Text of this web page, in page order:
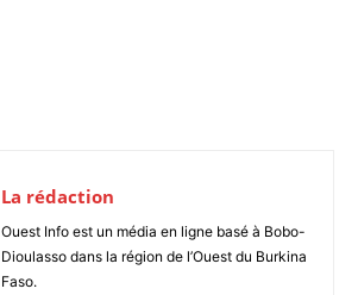
La rédaction
Ouest Info est un média en ligne basé à Bobo-
Dioulasso dans la région de l’Ouest du Burkina
Faso.